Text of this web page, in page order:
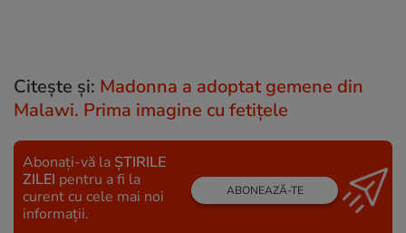
Citește și: Madonna a adoptat gemene din
Malawi. Prima imagine cu fetițele
Abonați-vă la ȘTIRILE
ZILEI pentru a fi la
curent cu cele mai noi
informații.
ABONEAZĂ-TE